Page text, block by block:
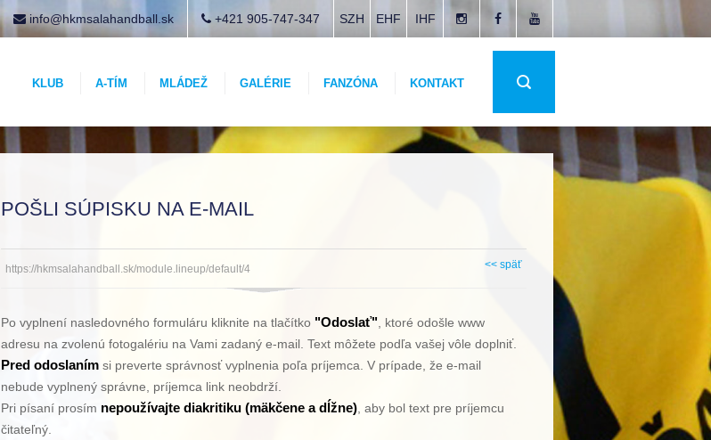
SZH EHF IHF
info@hkmsalahandball.sk +421 905-747-347
KLUB A-TÍM MLÁDEŽ GALÉRIE FANZÓNA KONTAKT
POŠLI SÚPISKU NA E-MAIL
https://hkmsalahandball.sk/module.lineup/default/4 << späť
Po vyplnení nasledovného formuláru kliknite na tlačítko "Odoslať" , ktoré odošle www
adresu na zvolenú fotogalériu na Vami zadaný e-mail. Text môžete podľa vašej vôle doplniť.
Pred odoslaním si preverte správnosť vyplnenia poľa príjemca. V prípade, že e-mail
nebude vyplnený správne, príjemca link neobdrží.
Pri písaní prosím nepoužívajte diakritiku (mäkčene a dĺžne) , aby bol text pre príjemcu
čitateľný.